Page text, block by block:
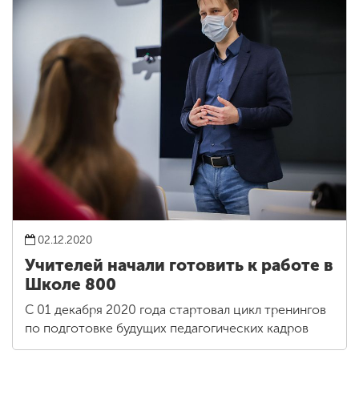
02.12.2020
Учителей начали готовить к работе в
Школе 800
С 01 декабря 2020 года стартовал цикл тренингов
по подготовке будущих педагогических кадров